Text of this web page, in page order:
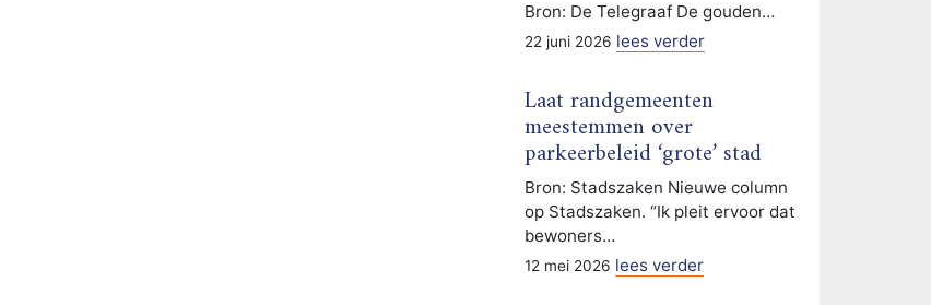
Bron: De Telegraaf De gouden…
22 juni 2026 lees verder
Laat randgemeenten
meestemmen over
parkeerbeleid ‘grote’ stad
Bron: Stadszaken Nieuwe column
op Stadszaken. “Ik pleit ervoor dat
bewoners…
12 mei 2026 lees verder